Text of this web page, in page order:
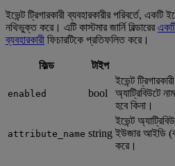
ইভেন্ট ট্রিগারকারী ব্যবহারকারীর পরিবর্তে, একটি
নথিভুক্ত করে। এটি কাস্টমার জার্নি বিল্ডারের
ব্যবহারকারী ফিচারটিকে প্রতিফলিত করে।
ফিল্ড টাইপ
enabled bool
ইভেন্ট
অ্যাট্রিবিউটে
হবে কিনা।
attribute_name string
ইভেন্ট
ইউজার আইডি
করে।